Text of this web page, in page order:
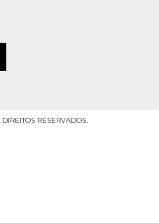
RESERVADOS.